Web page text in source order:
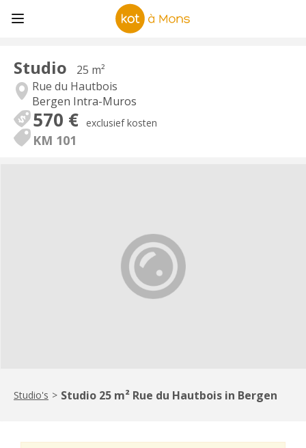
Studio
25 m²
Rue du Hautbois
Bergen Intra-Muros
570 € exclusief kosten
KM 101
Studio's > Studio 25 m² Rue du Hautbois in Bergen